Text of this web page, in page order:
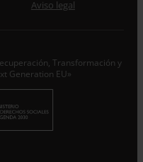
la finalidad de…Seguir
Aviso legal
Transformación y
Generation EU»